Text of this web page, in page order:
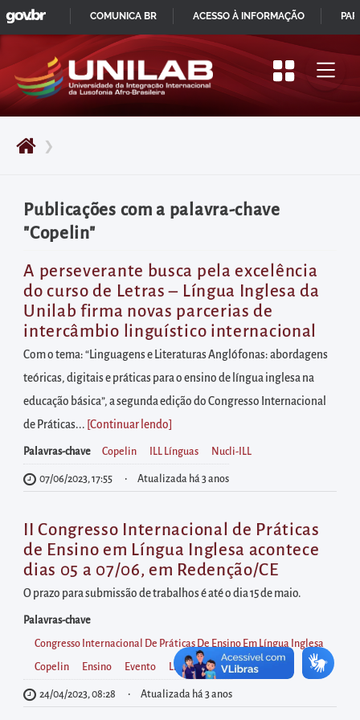
Pular
para
início
do
principal
Acessar
diretamente
o
menu
principal
Acessar
diretamente
à
área
para
realizar
buscas
Acessar
diretamente
as
informações
postas
no
rodapé
❯
Publicações com a palavra-chave
"Copelin"
A perseverante busca pela excelência
do curso de Letras – Língua Inglesa da
Unilab firma novas parcerias de
intercâmbio linguístico internacional
Com o tema: “Linguagens e Literaturas Anglófonas: abordagens
teóricas, digitais e práticas para o ensino de língua inglesa na
educação básica”, a segunda edição do Congresso Internacional
de Práticas... [Continuar lendo
Palavras-chave Copelin ILL Línguas Nucli-ILL
07/06/2023, 17:55 Atualizada há 3 anos
II Congresso Internacional de Práticas
de Ensino em Língua Inglesa acontece
dias 05 a 07/06, em Redenção/CE
O prazo para submissão de trabalhos é até o dia 15 de maio.
Palavras-chave
Congresso Internacional De Práticas De Ensino Em Língua Inglesa
Copelin Ensino Evento Língua Inglesa Pesquisa
24/04/2023, 08:28 Atualizada há 3 anos
IR
PARA
CONTEÚDO
GOVBR
COMUNICA BR ACESSO À INFORMAÇÃO